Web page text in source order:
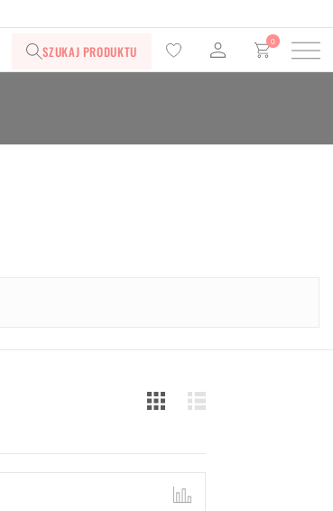
SZUKAJ PRODUKTU
0